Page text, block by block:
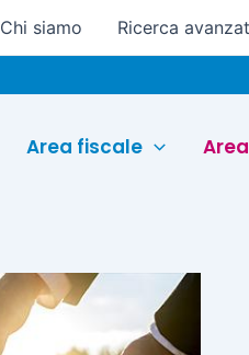
Chi siamo Ricerca
Area fiscale